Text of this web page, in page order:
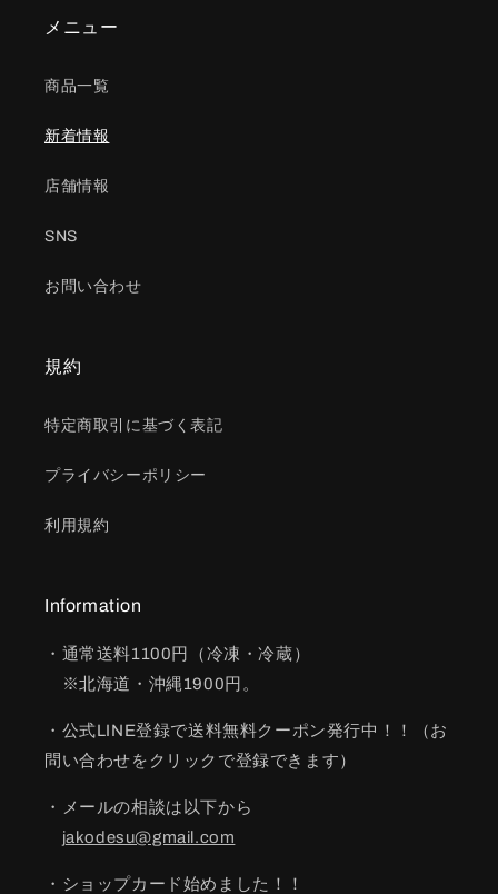
メニュー
商品一覧
新着情報
店舗情報
SNS
お問い合わせ
規約
特定商取引に基づく表記
プライバシーポリシー
利用規約
Information
・通常送料1100円（冷凍・冷蔵）
※北海道・沖縄1900円。
・公式LINE登録で送料無料クーポン発行中！！（お
問い合わせをクリックで登録できます）
・メールの相談は以下から
jakodesu@gmail.com
・ショップカード始めました！！